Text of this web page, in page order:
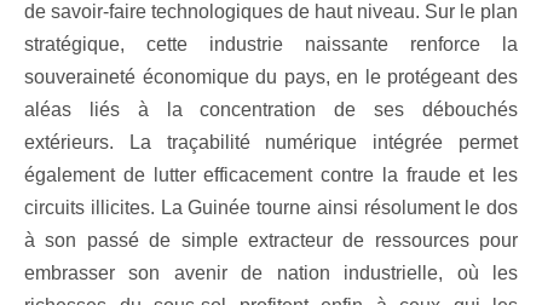
de savoir-faire technologiques de haut niveau. Sur le plan
stratégique, cette industrie naissante renforce la
souveraineté économique du pays, en le protégeant des
aléas liés à la concentration de ses débouchés
extérieurs. La traçabilité numérique intégrée permet
également de lutter efficacement contre la fraude et les
circuits illicites. La Guinée tourne ainsi résolument le dos
à son passé de simple extracteur de ressources pour
embrasser son avenir de nation industrielle, où les